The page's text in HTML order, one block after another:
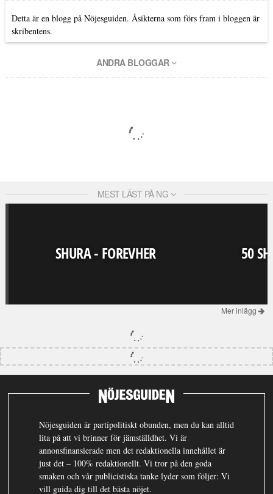
Detta är en blogg på Nöjesguiden. Åsikterna som förs fram i bloggen är
skribentens.
ANDRA BLOGGAR
MEST LÄST PÅ NG
SHURA - FOREVHER 50
Mer inlägg
Nöjesguiden är partipolitiskt obunden, men du kan alltid
lita på att vi brinner för jämställdhet. Vi är
annonsfinansierade men det redaktionella innehållet är
just det – 100% redaktionellt. Vi tror på den goda
smaken och vår publicistiska tanke lyder som följer: Vi
vill guida dig till det bästa nöjet.